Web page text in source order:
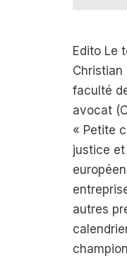
Edito Le
Christian
faculté
avocat
« Petite
justice et
autres